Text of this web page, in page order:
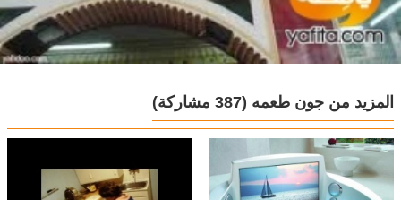
المزيد من جون طعمه (387 مشاركة)